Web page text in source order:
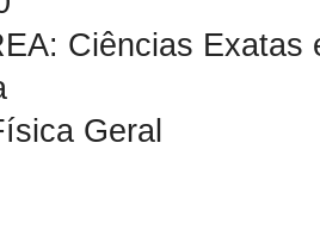
Ciências Exatas
Geral